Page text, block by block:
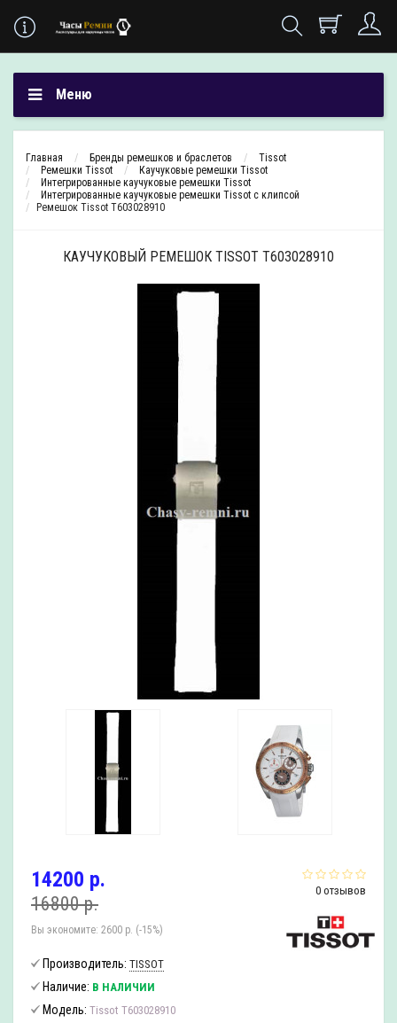
Меню
Главная Бренды ремешков и браслетов
Tissot
Ремешки Tissot
Каучуковые ремешки Tissot
Интегрированные каучуковые ремешки Tissot
Интегрированные каучуковые ремешки Tissot с клипсой
Ремешок Tissot T603028910
КАУЧУКОВЫЙ РЕМЕШОК TISSOT T603028910
0 отзывов
14200 р.
16800 р.
Вы экономите: 2600 р. (-15%)
Производитель: TISSOT
Наличие: В НАЛИЧИИ
Модель: Tissot T603028910